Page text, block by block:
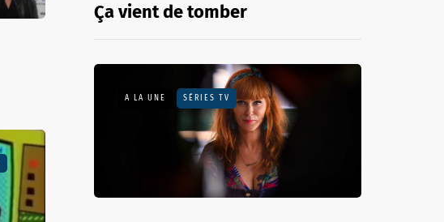
Ça vient de tomber
A LA UNE SÉRIES TV